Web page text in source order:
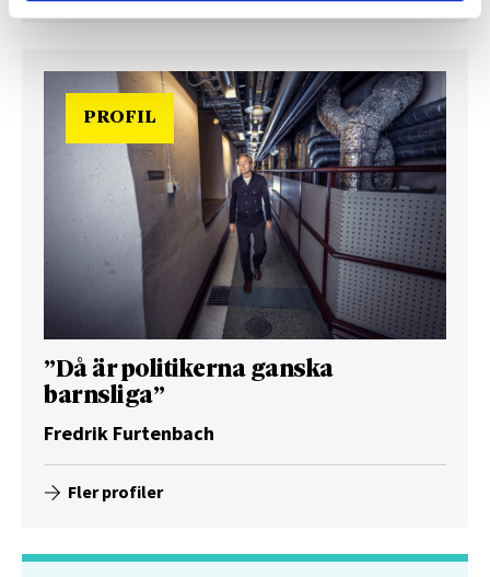
PROFIL
”Då är politikerna ganska
barnsliga”
Fredrik Furtenbach
Fler profiler